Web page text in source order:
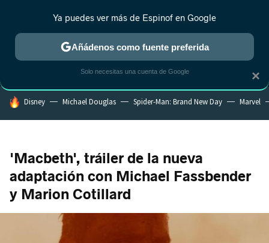
MENÚ NUEVO
ESTRENOS REALITY ANIME RANKINGS CINE
HOY SE HABLA DE
Disney Michael Douglas Spider-Man: Brand New Day Marvel
'Macbeth', tráiler de la nueva
adaptación con Michael Fassbender
y Marion Cotillard
×
Ya puedes ver más de Espinof en Google
Añádenos como fuente preferida
Solo necesitas una cuenta de Google